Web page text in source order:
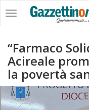
“Farmaco
Acireale
la povertà